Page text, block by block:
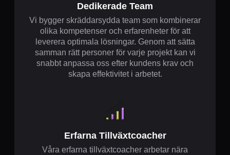
Dedikerade Team
Vi bygger skräddarsydda team som kombinerar
olika kompetenser och erfarenheter för att
leverera optimala lösningar. Genom att sätta
samman rätt personer för varje projekt kan vi
snabbt anpassa oss efter kundens krav och
skapa effektivitet i arbetet.
Erfarna Tillväxtcoacher
Våra erfarna tillväxtcoacher arbetar nära